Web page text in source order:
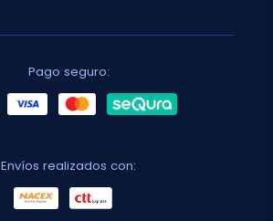
Pago seguro:
Envíos realizados con: